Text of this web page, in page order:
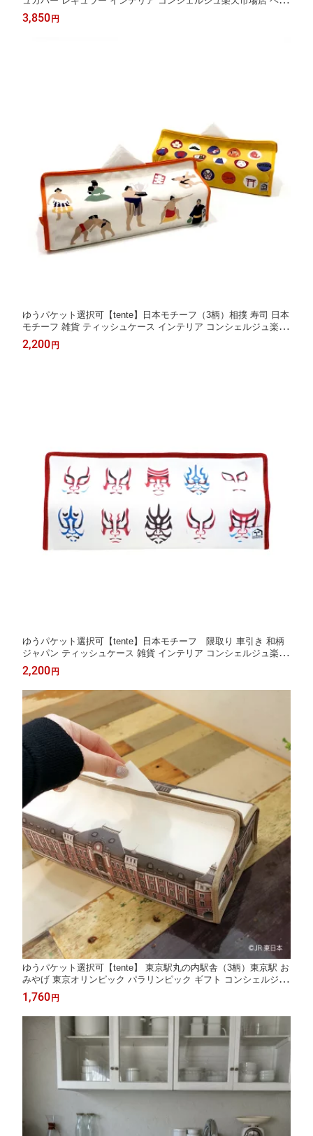
ングス公式ショップ ギフト
3,850円
ゆうパケット選択可【tente】日本モチーフ（3柄）相撲 寿司 日本
モチーフ 雑貨 ティッシュケース インテリア コンシェルジュ楽天
市場店 ヘミングス公式ショップ ギフト
2,200円
ゆうパケット選択可【tente】日本モチーフ 隈取り 車引き 和柄
ジャパン ティッシュケース 雑貨 インテリア コンシェルジュ楽天
市場店 ヘミングス公式ショップ ギフト
2,200円
ゆうパケット選択可【tente】 東京駅丸の内駅舎（3柄）東京駅 お
みやげ 東京オリンピック パラリンピック ギフト コンシェルジュ
楽天市場店 ヘミングス公式ショップ ギフト
1,760円